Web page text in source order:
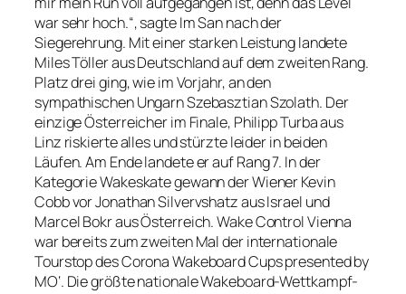
war sehr hoch.“, sagte Im San nach der
Siegerehrung. Mit einer starken Leistung landete
Miles Töller aus Deutschland auf dem zweiten Rang.
Platz drei ging, wie im Vorjahr, an den
sympathischen Ungarn Szebasztian Szolath. Der
einzige Österreicher im Finale, Philipp Turba aus
Linz riskierte alles und stürzte leider in beiden
Läufen. Am Ende landete er auf Rang 7. In der
Kategorie Wakeskate gewann der Wiener Kevin
Cobb vor Jonathan Silvervshatz aus Israel und
Marcel Bokr aus Österreich. Wake Control Vienna
war bereits zum zweiten Mal der internationale
Tourstop des Corona Wakeboard Cups presented by
MO‘. Die größte nationale Wakeboard-Wettkampf-